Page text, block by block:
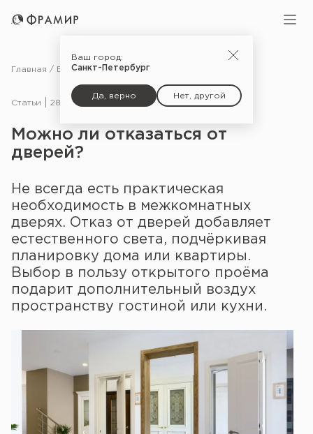
Ваш город:
Санкт-Петербург
Да, верно Нет, другой
Главная Блог Статьи
Статьи 28.09.19
Можно ли отказаться от
дверей?
Не всегда есть практическая
необходимость в межкомнатных
дверях. Отказ от дверей добавляет
естественного света, подчёркивая
планировку дома или квартиры.
Выбор в пользу открытого проёма
подарит дополнительный воздух
пространству гостиной или кухни.